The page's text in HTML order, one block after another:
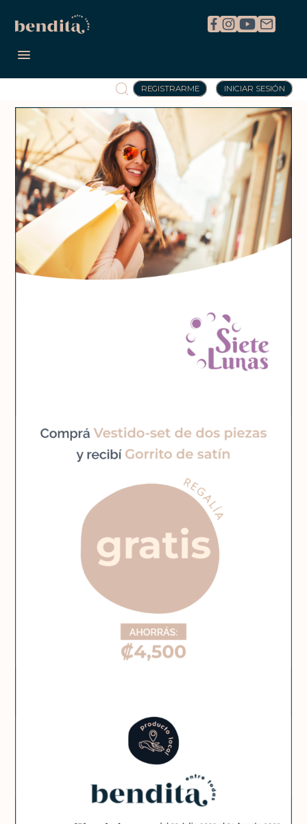
REGISTRARME INICIAR SESIÓN